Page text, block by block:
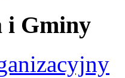
i Gminy